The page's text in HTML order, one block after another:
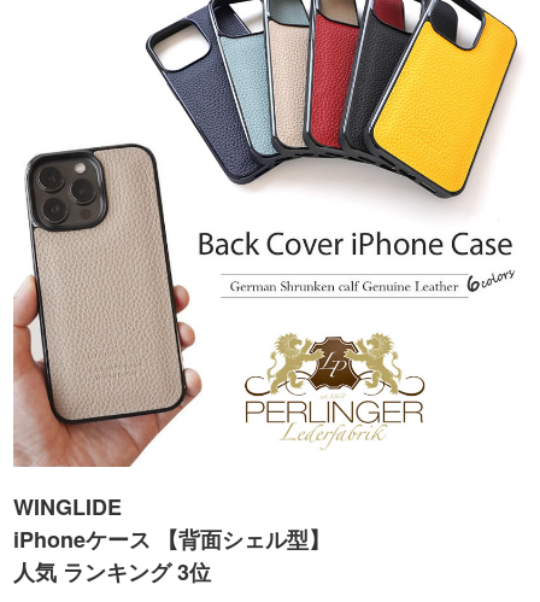
WINGLIDE
iPhoneケース 【背面シェル型】
人気 ランキング 3位